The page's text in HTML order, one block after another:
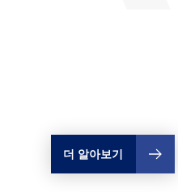
더 알아보기